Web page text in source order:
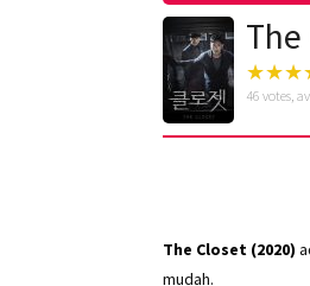
46 votes,
The Closet (2020)
mudah.